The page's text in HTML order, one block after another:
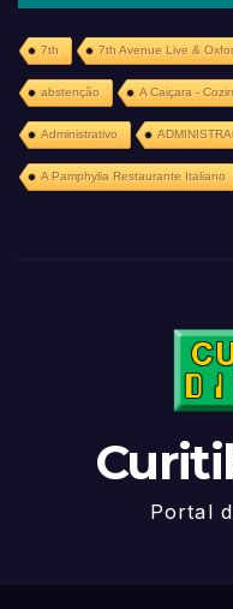
7th 7th Avenue Live &
abstenção A Caiçara -
Administrativo
A Pamphylia Restaurante Italiano
Portal